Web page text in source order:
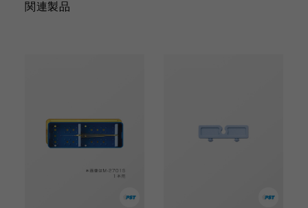
関連製品